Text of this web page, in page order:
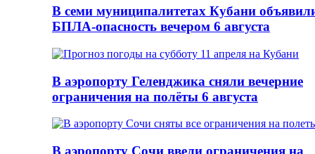
В семи муниципалитетах Кубани
БПЛА-опасность вечером 6 августа
В аэропорту Геленджика сняли вечерние
ограничения на полёты 6 августа
В аэропорту Сочи ввели ограничения на